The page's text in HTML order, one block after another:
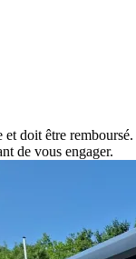
et doit être
de vous engager.